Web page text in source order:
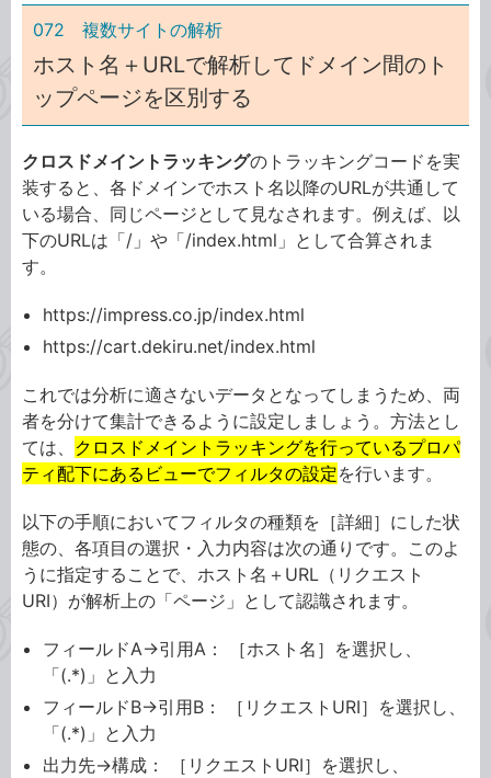
072 複数サイトの解析
ホスト名＋URLで解析してドメイン間のト
ップページを区別する
クロスドメイントラッキングのトラッキングコードを実
装すると、各ドメインでホスト名以降のURLが共通して
いる場合、同じページとして見なされます。例えば、以
下のURLは「/」や「/index.html」として合算されま
す。
https://impress.co.jp/index.html
https://cart.dekiru.net/index.html
これでは分析に適さないデータとなってしまうため、両
者を分けて集計できるように設定しましょう。方法とし
ては、 クロスドメイントラッキングを行っているプロパ
ティ配下にあるビューでフィルタの設定を行います。
以下の手順においてフィルタの種類を［詳細］にした状
態の、各項目の選択・入力内容は次の通りです。このよ
うに指定することで、ホスト名＋URL（リクエスト
URI）が解析上の「ページ」として認識されます。
フィールドA→引用A： ［ホスト名］を選択し、
「(.*)」と入力
フィールドB→引用B： ［リクエストURI］を選択し、
「(.*)」と入力
出力先→構成： ［リクエストURI］を選択し、